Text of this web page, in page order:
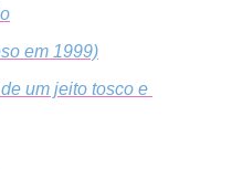
em 1999)
um jeito tosco e